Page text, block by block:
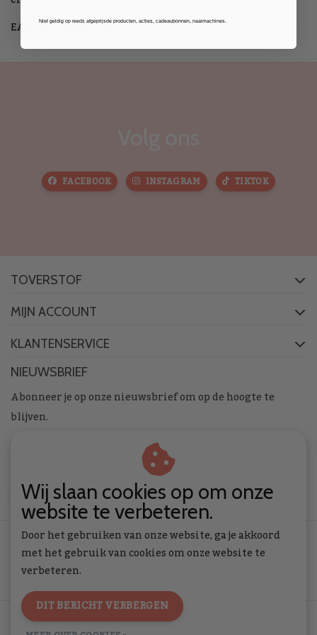
EAN: 4003760994912
FACEBOOK INSTAGRAM TIKTOK
TOVERSTOF
MIJN ACCOUNT
KLANTENSERVICE
NIEUWSBRIEF
Abonneer je op onze nieuwsbrief om op de hoogte te
blijven.
ABONNEER
Algemene voorwaarden | Privacy Policy
Wij slaan cookies op om onze
website te verbeteren.
Door het gebruiken van onze website, ga je akkoord
met het gebruik van cookies om onze website te
verbeteren.
DIT BERICHT VERBERGEN
Niet geldig op reeds afgeprijsde producten, acties, cadeaubonnen, naaimachines.